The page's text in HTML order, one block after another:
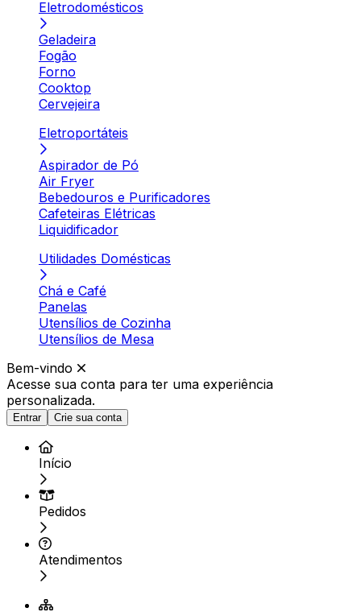
Eletrodomésticos
Geladeira
Fogão
Forno
Cooktop
Cervejeira
Eletroportáteis
Aspirador de Pó
Air Fryer
Bebedouros e Purificadores
Cafeteiras Elétricas
Liquidificador
Utilidades Domésticas
Chá e Café
Panelas
Utensílios de Cozinha
Utensílios de Mesa
Bem-vindo
Acesse sua conta para ter uma experiência
personalizada.
Entrar Crie sua conta
Início
Pedidos
Atendimentos